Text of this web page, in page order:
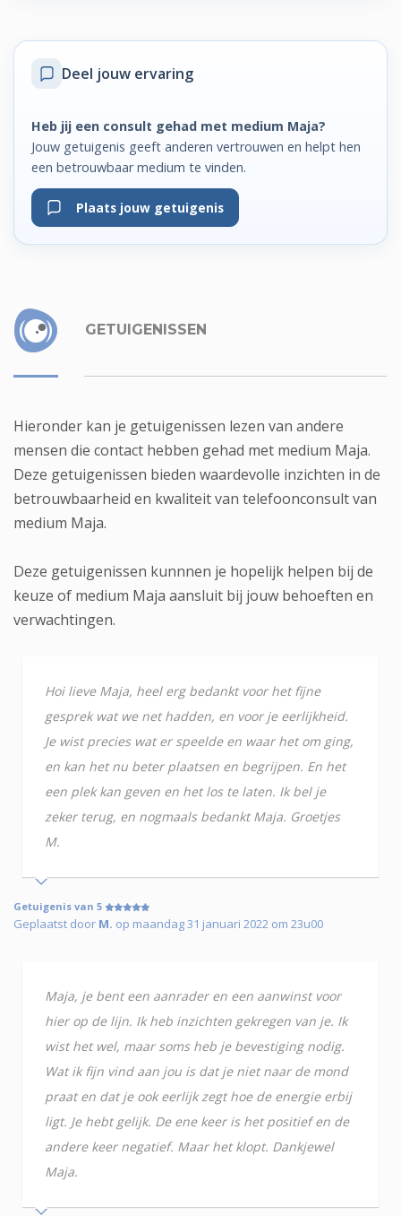
Deel jouw ervaring
Heb jij een consult gehad met medium Maja?
Jouw getuigenis geeft anderen vertrouwen en helpt hen
een betrouwbaar medium te vinden.
Plaats jouw getuigenis
GETUIGENISSEN
Hieronder kan je getuigenissen lezen van andere
mensen die contact hebben gehad met medium Maja.
Deze getuigenissen bieden waardevolle inzichten in de
betrouwbaarheid en kwaliteit van telefoonconsult van
medium Maja.
Deze getuigenissen kunnnen je hopelijk helpen bij de
keuze of medium Maja aansluit bij jouw behoeften en
verwachtingen.
Hoi lieve Maja, heel erg bedankt voor het fijne
gesprek wat we net hadden, en voor je eerlijkheid.
Je wist precies wat er speelde en waar het om ging,
en kan het nu beter plaatsen en begrijpen. En het
een plek kan geven en het los te laten. Ik bel je
zeker terug, en nogmaals bedankt Maja. Groetjes
M.
Getuigenis van 5
Geplaatst door M. op maandag 31 januari 2022 om 23u00
Maja, je bent een aanrader en een aanwinst voor
hier op de lijn. Ik heb inzichten gekregen van je. Ik
wist het wel, maar soms heb je bevestiging nodig.
Wat ik fijn vind aan jou is dat je niet naar de mond
praat en dat je ook eerlijk zegt hoe de energie erbij
ligt. Je hebt gelijk. De ene keer is het positief en de
andere keer negatief. Maar het klopt. Dankjewel
Maja.